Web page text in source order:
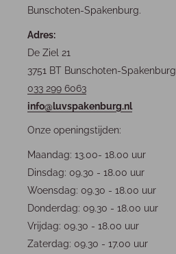
Bunschoten-Spakenburg.
Adres:
De Ziel 21
3751 BT Bunschoten-Spakenburg
033 299 6063
info@luvspakenburg.nl
Onze openingstijden:
Maandag: 13.00- 18.00 uur
Dinsdag: 09.30 - 18.00 uur
Woensdag: 09.30 - 18.00 uur
Donderdag: 09.30 - 18.00 uur
Vrijdag: 09.30 - 18.00 uur
Zaterdag: 09.30 - 17.00 uur